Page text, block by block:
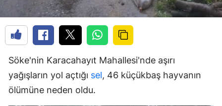
Söke'nin Karacahayıt Mahallesi'nde aşırı
yağışların yol açtığı sel, 46 küçükbaş hayvanın
ölümüne neden oldu.